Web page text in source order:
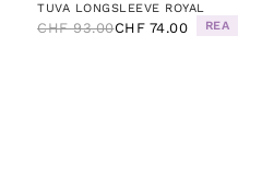
TUVA LONGSLEEVE ROYAL
CHF 93.00CHF 74.00 REA